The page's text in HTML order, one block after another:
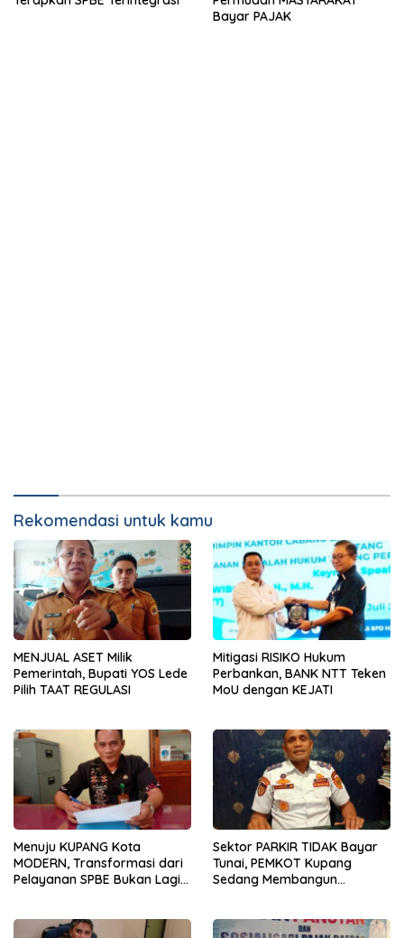
Bayar PAJAK
Rekomendasi untuk kamu
MENJUAL ASET Milik
Pemerintah, Bupati YOS Lede
Pilih TAAT REGULASI
Mitigasi RISIKO Hukum
Perbankan, BANK NTT Teken
MoU dengan KEJATI
Menuju KUPANG Kota
MODERN, Transformasi dari
Pelayanan SPBE Bukan Lagi
Sektor PARKIR TIDAK Bayar
Tunai, PEMKOT Kupang
Sedang Membangun